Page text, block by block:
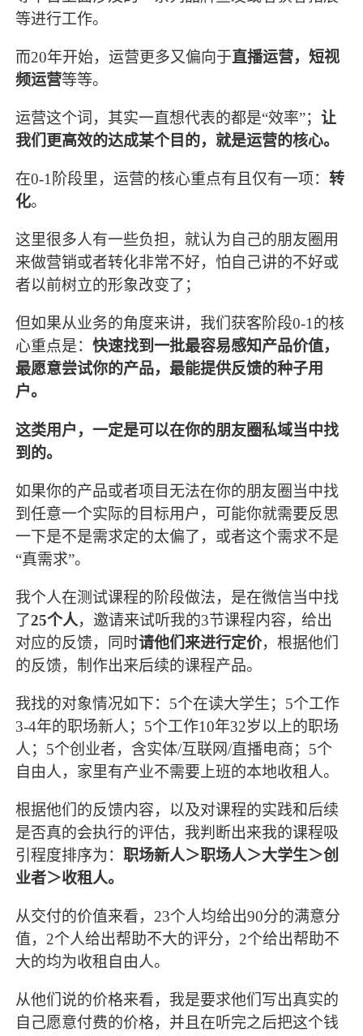
等进行工作。
而20年开始，运营更多又偏向于直播运营，短视
频运营等等。
运营这个词，其实一直想代表的都是“效率”；让
我们更高效的达成某个目的，就是运营的核心。
在0-1阶段里，运营的核心重点有且仅有一项：转
化。
这里很多人有一些负担，就认为自己的朋友圈用
来做营销或者转化非常不好，怕自己讲的不好或
者以前树立的形象改变了；
但如果从业务的角度来讲，我们获客阶段0-1的核
心重点是：快速找到一批最容易感知产品价值，
最愿意尝试你的产品，最能提供反馈的种子用
户。
这类用户，一定是可以在你的朋友圈私域当中找
到的。
如果你的产品或者项目无法在你的朋友圈当中找
到任意一个实际的目标用户，可能你就需要反思
一下是不是需求定的太偏了，或者这个需求不是
“真需求”。
我个人在测试课程的阶段做法，是在微信当中找
了25个人，邀请来试听我的3节课程内容，给出
对应的反馈，同时请他们来进行定价，根据他们
的反馈，制作出来后续的课程产品。
我找的对象情况如下：5个在读大学生；5个工作
3-4年的职场新人；5个工作10年32岁以上的职场
人；5个创业者，含实体/互联网/直播电商；5个
自由人，家里有产业不需要上班的本地收租人。
根据他们的反馈内容，以及对课程的实践和后续
是否真的会执行的评估，我判断出来我的课程吸
引程度排序为：职场新人＞职场人＞大学生＞创
业者＞收租人。
从交付的价值来看，23个人均给出90分的满意分
值，2个人给出帮助不大的评分，2个给出帮助不
大的均为收租自由人。
从他们说的价格来看，我是要求他们写出真实的
自己愿意付费的价格，并且在听完之后把这个钱